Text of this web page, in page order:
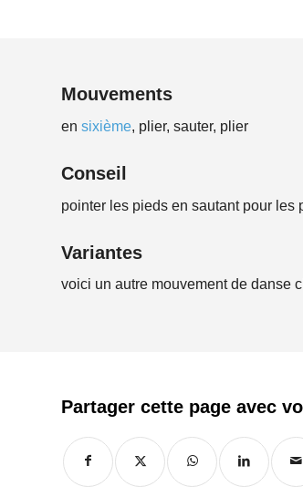
Mouvements
en sixième, plier, sauter, plier
Conseil
pointer les pieds en sautant pour les
Variantes
voici un autre mouvement de danse